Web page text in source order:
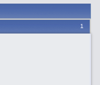
1